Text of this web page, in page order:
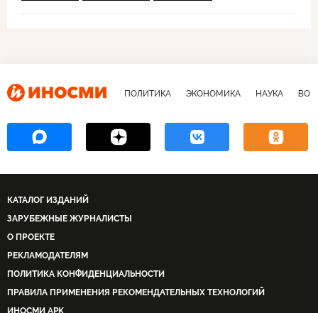
ПОЛИТИКА ЭКОНОМИКА НАУКА
КАТАЛОГ ИЗДАНИЙ
ЗАРУБЕЖНЫЕ ЖУРНАЛИСТЫ
О ПРОЕКТЕ
РЕКЛАМОДАТЕЛЯМ
ПОЛИТИКА КОНФИДЕНЦИАЛЬНОСТИ
ПРАВИЛА ПРИМЕНЕНИЯ РЕКОМЕНДАТЕЛЬНЫХ ТЕХНОЛОГИЙ
ИНОСМИ APK